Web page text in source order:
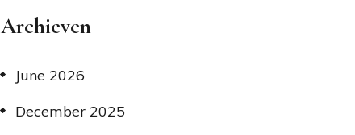
Archieven
June 2026
December 2025